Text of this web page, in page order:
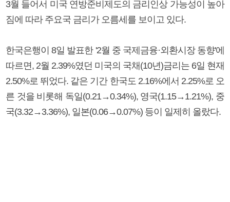
3월 들어서 미국 연방준비제도의 금리인상 가능성이 높아
짐에 따라 주요국 금리가 오름세를 보이고 있다.
한국은행이 8일 발표한 '2월 중 국제금융·외환시장 동향'에
따르면, 2월 2.39%였던 미국의 국채(10년)금리는 6일 현재
2.50%로 뛰었다. 같은 기간 한국도 2.16%에서 2.25%로 오
른 것을 비롯해 독일(0.21→0.34%), 영국(1.15→1.21%), 중
국(3.32→3.36%), 일본(0.06→0.07%) 등이 일제히 올랐다.